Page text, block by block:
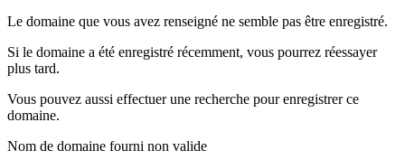
Le domaine que vous avez renseigné ne semble pas être enregistré.
Si le domaine a été enregistré récemment, vous pourrez réessayer
plus tard.
Vous pouvez aussi effectuer une recherche pour enregistrer ce
domaine.
Nom de domaine fourni non valide